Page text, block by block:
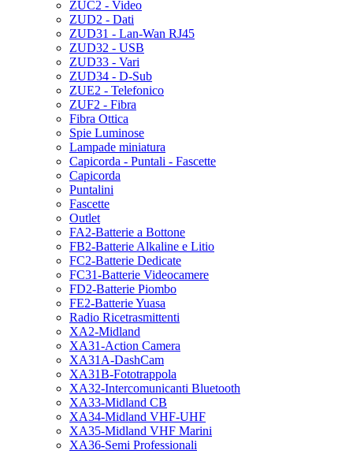
ZUC2 - Video
ZUD2 - Dati
ZUD31 - Lan-Wan RJ45
ZUD32 - USB
ZUD33 - Vari
ZUD34 - D-Sub
ZUE2 - Telefonico
ZUF2 - Fibra
Fibra Ottica
Spie Luminose
Lampade miniatura
Capicorda - Puntali - Fascette
Capicorda
Puntalini
Fascette
Outlet
FA2-Batterie a Bottone
FB2-Batterie Alkaline e Litio
FC2-Batterie Dedicate
FC31-Batterie Videocamere
FD2-Batterie Piombo
FE2-Batterie Yuasa
Radio Ricetrasmittenti
XA2-Midland
XA31-Action Camera
XA31A-DashCam
XA31B-Fototrappola
XA32-Intercomunicanti Bluetooth
XA33-Midland CB
XA34-Midland VHF-UHF
XA35-Midland VHF Marini
XA36-Semi Professionali